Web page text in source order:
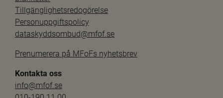
Tillgänglighetsredogörelse
Personuppgiftspolicy
dataskyddsombud@mfof.se
Prenumerera på MFoFs nyhetsbrev
Kontakta oss
info@mfof.se